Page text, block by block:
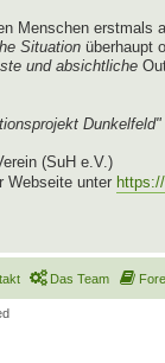
Menschen erstmals
Situation überhaupt
und absichtliche
Dunkelfeld"
(SuH e.V.)
Webseite unter
Das Team